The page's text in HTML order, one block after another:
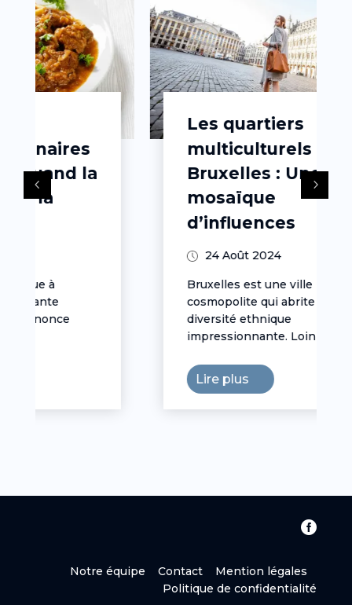
Les quartiers
multiculturels de
Bruxelles : Une
d’influences
Bruxelles est une ville
cosmopolite qui abrite une
impressionnante. Loin d’être...

Notre équipe Contact
Mention légales
Politique de confidentialité